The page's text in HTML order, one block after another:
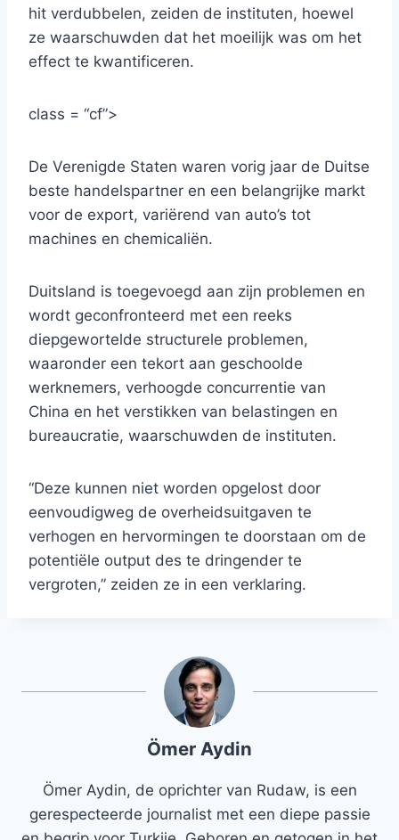
hit verdubbelen, zeiden de instituten, hoewel
ze waarschuwden dat het moeilijk was om het
effect te kwantificeren.
class = “cf”>
De Verenigde Staten waren vorig jaar de Duitse
beste handelspartner en een belangrijke markt
voor de export, variërend van auto’s tot
machines en chemicaliën.
Duitsland is toegevoegd aan zijn problemen en
wordt geconfronteerd met een reeks
diepgewortelde structurele problemen,
waaronder een tekort aan geschoolde
werknemers, verhoogde concurrentie van
China en het verstikken van belastingen en
bureaucratie, waarschuwden de instituten.
“Deze kunnen niet worden opgelost door
eenvoudigweg de overheidsuitgaven te
verhogen en hervormingen te doorstaan ​​om de
potentiële output des te dringender te
vergroten,” zeiden ze in een verklaring.
Ömer Aydin
Ömer Aydin, de oprichter van Rudaw, is een
gerespecteerde journalist met een diepe passie